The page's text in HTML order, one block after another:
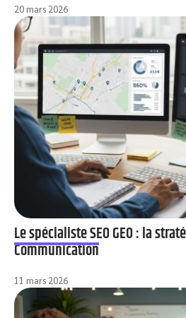
20 mars 2026
Le spécialiste SEO GEO : la
Communication
11 mars 2026